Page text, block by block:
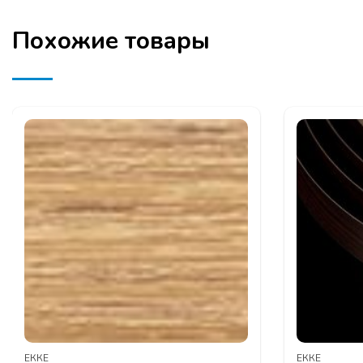
Похожие товары
ЕККЕ ЕККЕ